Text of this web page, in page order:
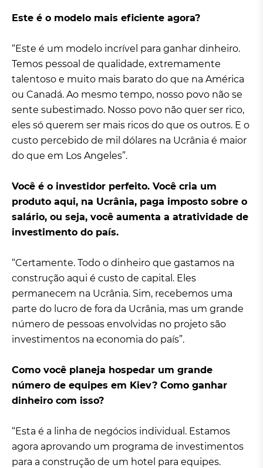
Este é o modelo mais eficiente agora?
“Este é um modelo incrível para ganhar dinheiro.
Temos pessoal de qualidade, extremamente
talentoso e muito mais barato do que na América
ou Canadá. Ao mesmo tempo, nosso povo não se
sente subestimado. Nosso povo não quer ser rico,
eles só querem ser mais ricos do que os outros. E o
custo percebido de mil dólares na Ucrânia é maior
do que em Los Angeles”.
Você é o investidor perfeito. Você cria um
produto aqui, na Ucrânia, paga imposto sobre o
salário, ou seja, você aumenta a atratividade de
investimento do país.
“Certamente. Todo o dinheiro que gastamos na
construção aqui é custo de capital. Eles
permanecem na Ucrânia. Sim, recebemos uma
parte do lucro de fora da Ucrânia, mas um grande
número de pessoas envolvidas no projeto são
investimentos na economia do país”.
Como você planeja hospedar um grande
número de equipes em Kiev? Como ganhar
dinheiro com isso?
“Esta é a linha de negócios individual. Estamos
agora aprovando um programa de investimentos
para a construção de um hotel para equipes.